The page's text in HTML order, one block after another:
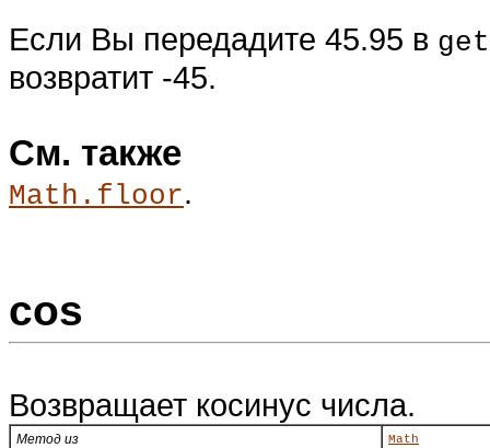
Если Вы передадите 45.95 в
возвратит -45.
См. также
Math.floor.
cos
Возвращает косинус числа.
Метод из Math